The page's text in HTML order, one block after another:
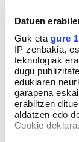
Datuen
Guk eta gure
IP zenbakia,
teknologiak
dugu
edukiaren
garapena
erabiltzen
aldatzen edo
Cookie